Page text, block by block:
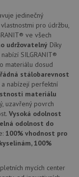
jedinečný
pro údržbu,
ve všech
udržovatelný Díky
SILGRANIT®
materiálu dosud
stálobarevnost
nabízejí perfektní
materiálu
uzavřený povrch
Vysoká odolnost
odolnost do
100% vhodnost pro
100%
mycích center
Inc.
1 týden
Google